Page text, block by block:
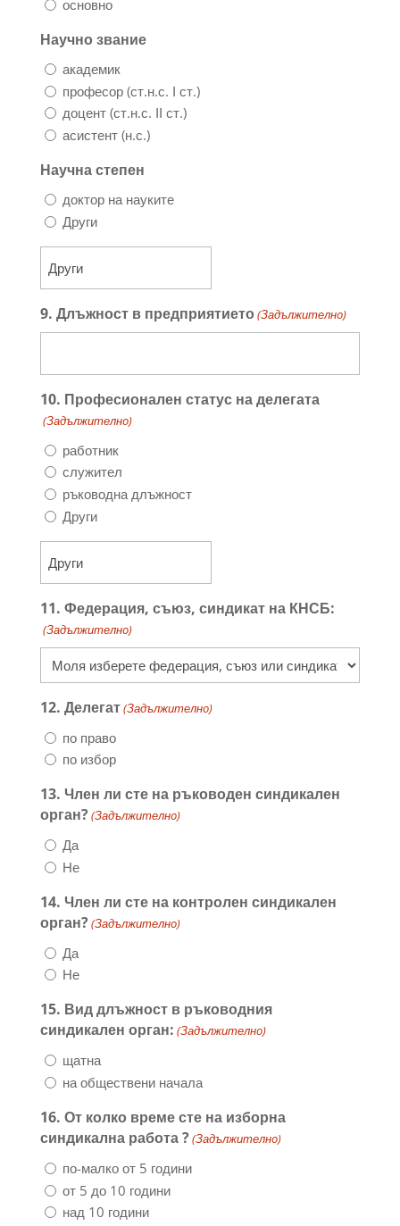
основно
Научно звание
академик
професор (ст.н.с. І ст.)
доцент (ст.н.с. ІІ ст.)
асистент (н.с.)
Научна степен
доктор на науките
Други
9. Длъжност в предприятието (Задължителнo)
10. Професионален статус на делегата
(Задължителнo)
работник
служител
ръководна длъжност
Други
11. Федерация, съюз, синдикат на КНСБ:
(Задължителнo)
12. Делегат(Задължителнo)
по право
по избор
13. Член ли сте на ръководен синдикален
орган?(Задължителнo)
Да
Не
14. Член ли сте на контролен синдикален
орган?(Задължителнo)
Да
Не
15. Вид длъжност в ръководния
синдикален орган: (Задължителнo)
щатна
на обществени начала
16. От колко време сте на изборна
синдикална работа ?(Задължителнo)
по-малко от 5 години
от 5 до 10 години
над 10 години